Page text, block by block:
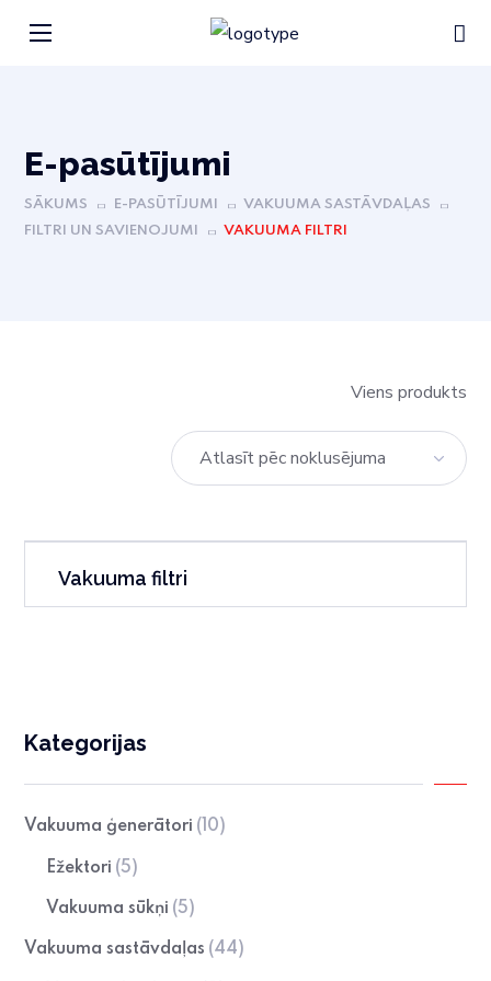
Е-pasūtījumi
SĀKUMS E-PASŪTĪJUMI
VAKUUMA SASTĀVDAĻAS
FILTRI UN SAVIENOJUMI
VAKUUMA FILTRI
Viens produkts
Vakuuma filtri
Kategorijas
Vakuuma ģenerātori (10)
Ežektori (5)
Vakuuma sūkņi (5)
Vakuuma sastāvdaļas (44)